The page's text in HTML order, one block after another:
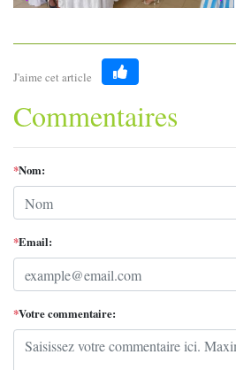
J'aime cet article
Like
Commentaires
*Nom:
*Email:
*Votre commentaire: